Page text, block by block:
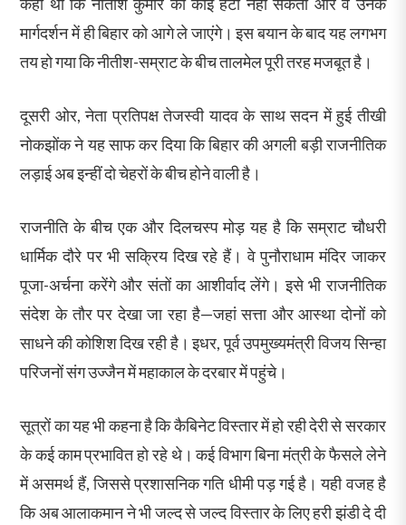
मार्गदर्शन में ही बिहार को आगे ले जाएंगे। इस बयान के बाद यह लगभग
तय हो गया कि नीतीश-सम्राट के बीच तालमेल पूरी तरह मजबूत है।
दूसरी ओर, नेता प्रतिपक्ष तेजस्वी यादव के साथ सदन में हुई तीखी
नोकझोंक ने यह साफ कर दिया कि बिहार की अगली बड़ी राजनीतिक
लड़ाई अब इन्हीं दो चेहरों के बीच होने वाली है।
राजनीति के बीच एक और दिलचस्प मोड़ यह है कि सम्राट चौधरी
धार्मिक दौरे पर भी सक्रिय दिख रहे हैं। वे पुनौराधाम मंदिर जाकर
पूजा-अर्चना करेंगे और संतों का आशीर्वाद लेंगे। इसे भी राजनीतिक
संदेश के तौर पर देखा जा रहा है—जहां सत्ता और आस्था दोनों को
साधने की कोशिश दिख रही है। इधर, पूर्व उपमुख्यमंत्री विजय सिन्हा
परिजनों संग उज्जैन में महाकाल के दरबार में पहुंचे।
सूत्रों का यह भी कहना है कि कैबिनेट विस्तार में हो रही देरी से सरकार
के कई काम प्रभावित हो रहे थे। कई विभाग बिना मंत्री के फैसले लेने
में असमर्थ हैं, जिससे प्रशासनिक गति धीमी पड़ गई है। यही वजह है
कि अब आलाकमान ने भी जल्द से जल्द विस्तार के लिए हरी झंडी दे दी